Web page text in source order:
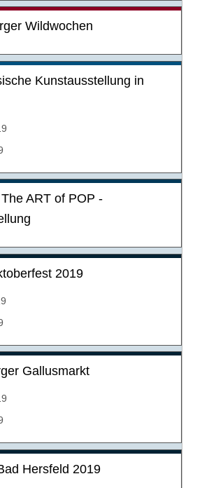
Wildwochen
Kunstausstellung in
ART of POP -
2019
Gallusmarkt
Hersfeld 2019